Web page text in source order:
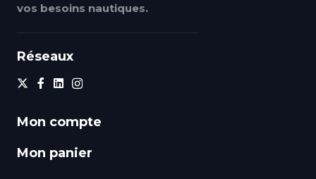
vos besoins nautiques.
Réseaux
Mon compte
Mon panier